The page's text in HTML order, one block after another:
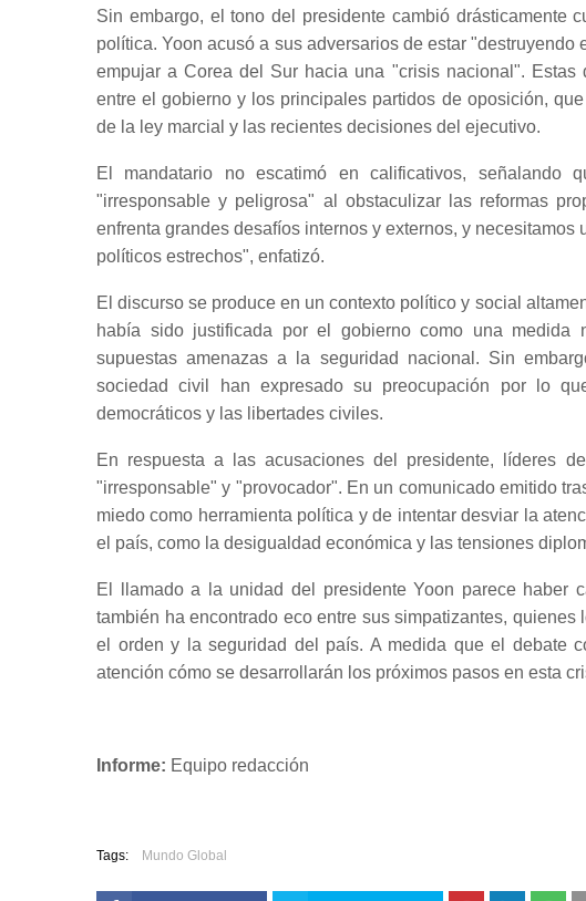
Sin embargo, el tono del presidente cambió drásticamente
política. Yoon acusó a sus adversarios de estar
empujar a Corea del Sur hacia una "crisis nacional". Estas
entre el gobierno y los principales partidos de oposición,
de la ley marcial y las recientes decisiones del ejecutivo.
El mandatario no escatimó en calificativos, señalando
"irresponsable y peligrosa" al obstaculizar las reformas
enfrenta grandes desafíos internos y externos, y
políticos estrechos", enfatizó.
El discurso se produce en un contexto político y social
había sido justificada por el gobierno como una medida
supuestas amenazas a la seguridad nacional. Sin
sociedad civil han expresado su preocupación por lo
democráticos y las libertades civiles.
En respuesta a las acusaciones del presidente, líderes
"irresponsable" y "provocador". En un comunicado emitido
miedo como herramienta política y de intentar desviar la
el país, como la desigualdad económica y las tensiones
El llamado a la unidad del presidente Yoon parece haber
también ha encontrado eco entre sus simpatizantes,
el orden y la seguridad del país. A medida que el debate
atención cómo se desarrollarán los próximos pasos en esta
Informe: Equipo redacción
Tags: Mundo Global